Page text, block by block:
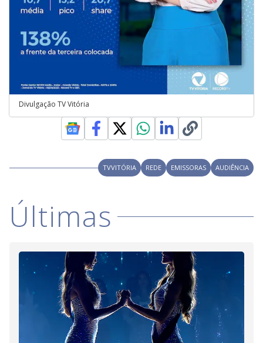
Divulgação TV Vitória
TVVITÓRIA REDE EMISSORAS AUDIÊNCIA
Últimas